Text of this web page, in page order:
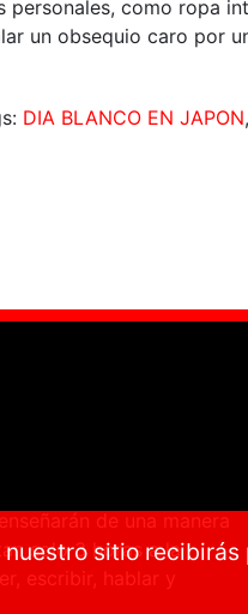
sitio
personales, como ropa
un obsequio caro por
DIA BLANCO EN JAPON,
de una manera
solo 3 horas a la
escribir, hablar y